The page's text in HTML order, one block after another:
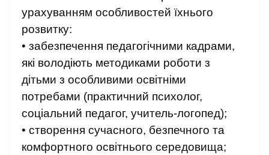
урахуванням особливостей їхнього
розвитку:
• забезпечення педагогічними кадрами,
які володіють методиками роботи з
дітьми з особливими освітніми
потребами (практичний психолог,
соціальний педагог, учитель-логопед);
• створення сучасного, безпечного та
комфортного освітнього середовища;